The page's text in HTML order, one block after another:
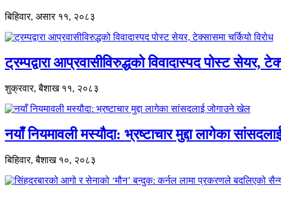
बिहिवार, असार ११, २०८३
ट्रम्पद्वारा आप्रवासीविरुद्धको विवादास्पद पोस्ट सेयर,
शुक्रवार, बैशाख ११, २०८३
नयाँ नियमावली मस्यौदा: भ्रष्टाचार मुद्दा लागेका
बिहिवार, बैशाख १०, २०८३